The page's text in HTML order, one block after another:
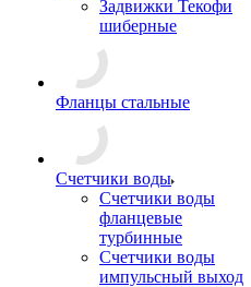
Задвижки Текофи
шиберные
Фланцы стальные
Счетчики воды
Счетчики воды
фланцевые
турбинные
Счетчики воды
импульсный выход